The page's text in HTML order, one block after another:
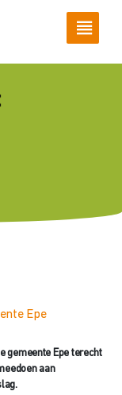
Epe
gemeente Epe terecht
aan